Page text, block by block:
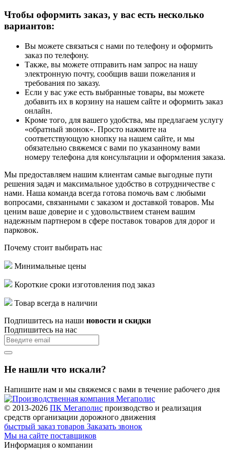
Чтобы оформить заказ, у вас есть несколько
вариантов:
Вы можете связаться с нами по телефону и оформить
заказ по телефону.
Также, вы можете отправить нам запрос на нашу
электронную почту, сообщив ваши пожелания и
требования по заказу.
Если у вас уже есть выбранные товары, вы можете
добавить их в корзину на нашем сайте и оформить заказ
онлайн.
Кроме того, для вашего удобства, мы предлагаем услугу
«обратный звонок». Просто нажмите на
соответствующую кнопку на нашем сайте, и мы
обязательно свяжемся с вами по указанному вами
номеру телефона для консультации и оформления заказа.
Мы предоставляем нашим клиентам самые выгодные пути
решения задач и максимальное удобство в сотрудничестве с
нами. Наша команда всегда готова помочь вам с любыми
вопросами, связанными с заказом и доставкой товаров. Мы
ценим ваше доверие и с удовольствием станем вашим
надежным партнером в сфере поставок товаров для дорог и
парковок.
Почему стоит выбирать нас
Минимальные цены
Короткие сроки изготовления под заказ
Товар всегда в наличии
Подпишитесь на наши новости и скидки
Подпишитесь на нас
Не нашли что искали?
Напишите нам и мы свяжемся с вами в течение рабочего дня
© 2013-2026 ПК Мегаполис производство и реализация
средств организации дорожного движения
быстрый заказ товаров Заказать звонок
Мы на сайте поставщиков
Информация о компании